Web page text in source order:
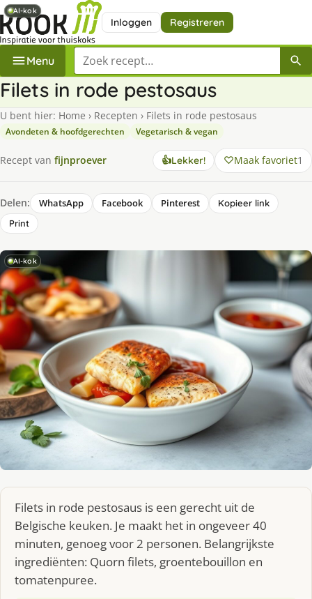
Inloggen Registreren
Menu Zoek een recept
Filets in rode pestosaus
U bent hier: Home › Recepten › Filets in rode pestosaus
Avondeten & hoofdgerechten Vegetarisch & vegan
Recept van fijnproever 👍Lekker! Maak favoriet1
Delen: WhatsApp Facebook Pinterest
Kopieer link
Print
AI-kok
Filets in rode pestosaus is een gerecht uit de
Belgische keuken. Je maakt het in ongeveer 40
minuten, genoeg voor 2 personen. Belangrijkste
ingrediënten: Quorn filets, groentebouillon en
tomatenpuree.
AI-kok
AI-kok